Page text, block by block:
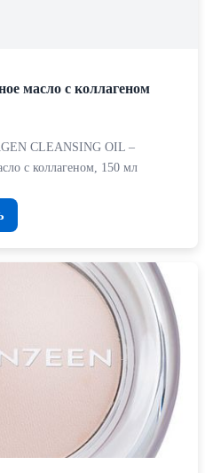
масло с коллагеном
CLEANSING OIL –
с коллагеном, 150 мл